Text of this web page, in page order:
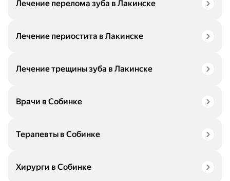
Лечение перелома зуба в Лакинске
Лечение периостита в Лакинске
Лечение трещины зуба в Лакинске
Врачи в Собинке
Терапевты в Собинке
Хирурги в Собинке